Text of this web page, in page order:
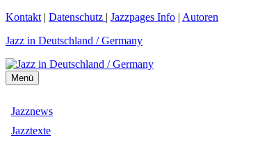
Zum
springen
Kontakt | Datenschutz | Jazzpages Info | Autoren
Jazz in Deutschland / Germany
Menü
Jazznews
Jazztexte